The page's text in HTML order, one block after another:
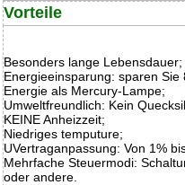
Vorteile
Besonders lange Lebensdauer;
Energieeinsparung: sparen Sie
Energie als Mercury-Lampe;
Umweltfreundlich: Kein
KEINE Anheizzeit;
Niedriges temputure;
UVertraganpassung: Von 1%
Mehrfache Steuermodi:
oder andere.